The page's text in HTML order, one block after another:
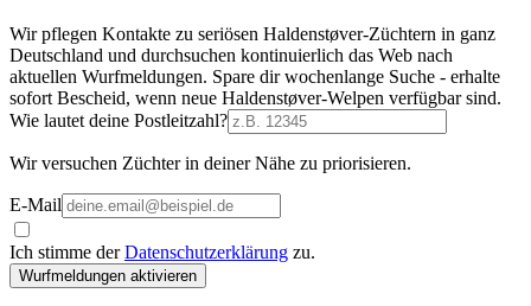
Wir pflegen Kontakte zu seriösen Haldenstøver-Züchtern in ganz
Deutschland und durchsuchen kontinuierlich das Web nach
aktuellen Wurfmeldungen. Spare dir wochenlange Suche - erhalte
sofort Bescheid, wenn neue Haldenstøver-Welpen verfügbar sind.
Wie lautet deine Postleitzahl?
Wir versuchen Züchter in deiner Nähe zu priorisieren.
E-Mail
Ich stimme derDatenschutzerklärung zu.
Wurfmeldungen aktivieren